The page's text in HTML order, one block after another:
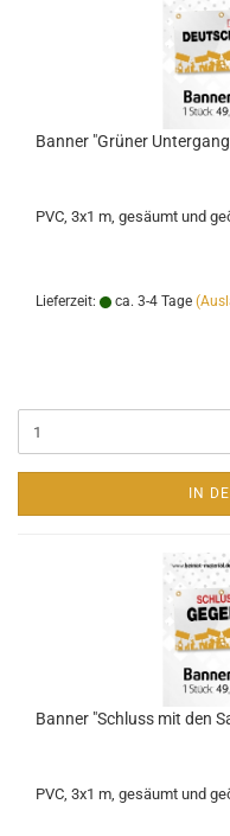
Banner "Grüner
PVC, 3x1 m, gesäumt und
Lieferzeit: ca. 3-4 Tage
IN
Banner "Schluss mit den
PVC, 3x1 m, gesäumt und